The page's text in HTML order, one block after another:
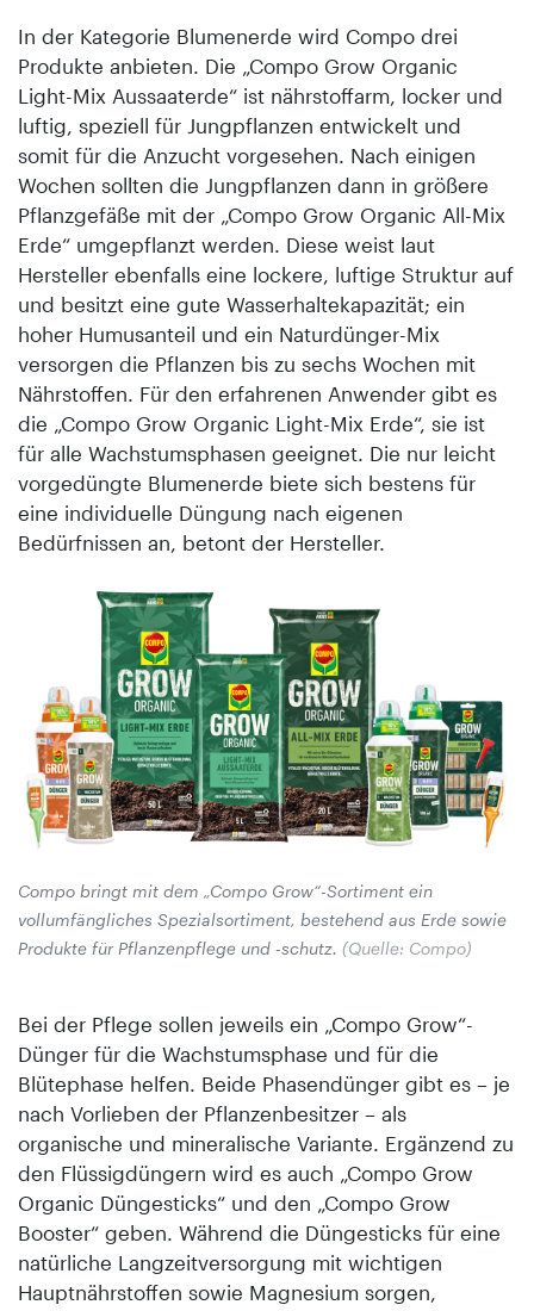
In der Kategorie Blumenerde wird Compo drei
Produkte anbieten. Die „Compo Grow Organic
Light-Mix Aussaaterde“ ist nährstoffarm, locker und
luftig, speziell für Jungpflanzen entwickelt und
somit für die Anzucht vorgesehen. Nach einigen
Wochen sollten die Jungpflanzen dann in größere
Pflanzgefäße mit der „Compo Grow Organic All-Mix
Erde“ umgepflanzt werden. Diese weist laut
Hersteller ebenfalls eine lockere, luftige Struktur auf
und besitzt eine gute Wasserhaltekapazität; ein
hoher Humusanteil und ein Naturdünger-Mix
versorgen die Pflanzen bis zu sechs Wochen mit
Nährstoffen. Für den erfahrenen Anwender gibt es
die „Compo Grow Organic Light-Mix Erde“, sie ist
für alle Wachstumsphasen geeignet. Die nur leicht
vorgedüngte Blumenerde biete sich bestens für
eine individuelle Düngung nach eigenen
Bedürfnissen an, betont der Hersteller.
Compo bringt mit dem „Compo Grow“-Sortiment ein
vollumfängliches Spezialsortiment, bestehend aus Erde sowie
Produkte für Pflanzenpflege und -schutz. (Quelle: Compo)
Bei der Pflege sollen jeweils ein „Compo Grow“-
Dünger für die Wachstumsphase und für die
Blütephase helfen. Beide Phasendünger gibt es – je
nach Vorlieben der Pflanzenbesitzer – als
organische und mineralische Variante. Ergänzend zu
den Flüssigdüngern wird es auch „Compo Grow
Organic Düngesticks“ und den „Compo Grow
Booster“ geben. Während die Düngesticks für eine
natürliche Langzeitversorgung mit wichtigen
Hauptnährstoffen sowie Magnesium sorgen,